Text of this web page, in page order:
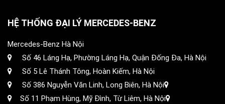
HỆ THỐNG ĐẠI LÝ MERCEDES-BENZ
Mercedes-Benz Hà Nội
Số 46 Láng Hạ, Phường Láng Hạ, Quận Đống Đa, Hà Nội
Số 5 Lê Thánh Tông, Hoàn Kiếm, Hà Nội
Số 386 Nguyễn Văn Linh, Long Biên, Hà Nội
Số 11 Phạm Hùng, Mỹ Đình, Từ Liêm, Hà Nội